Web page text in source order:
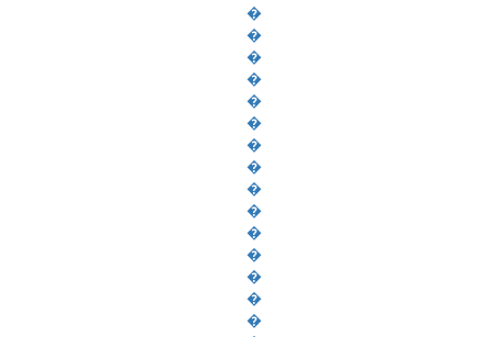
�
�
�
�
�
�
�
�
�
�
�
�
�
�
�